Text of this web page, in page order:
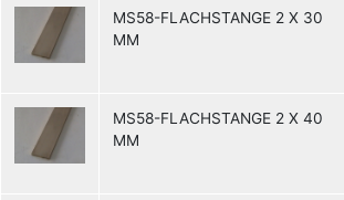
MS58-FLACHSTANGE 2 X 30
MM
MS58-FLACHSTANGE 2 X 40
MM